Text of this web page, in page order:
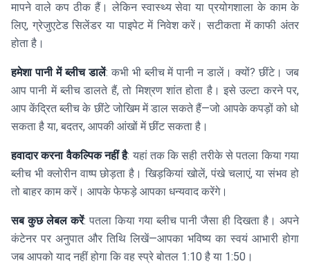
मापने वाले कप ठीक हैं। लेकिन स्वास्थ्य सेवा या प्रयोगशाला के काम के
लिए, ग्रेजुएटेड सिलेंडर या पाइपेट में निवेश करें। सटीकता में काफी अंतर
होता है।
हमेशा पानी में ब्लीच डालें: कभी भी ब्लीच में पानी न डालें। क्यों? छींटे। जब
आप पानी में ब्लीच डालते हैं, तो मिश्रण शांत होता है। इसे उल्टा करने पर,
आप केंद्रित ब्लीच के छींटे जोखिम में डाल सकते हैं—जो आपके कपड़ों को धो
सकता है या, बदतर, आपकी आंखों में छींट सकता है।
हवादार करना वैकल्पिक नहीं है: यहां तक कि सही तरीके से पतला किया गया
ब्लीच भी क्लोरीन वाष्प छोड़ता है। खिड़कियां खोलें, पंखे चलाएं, या संभव हो
तो बाहर काम करें। आपके फेफड़े आपका धन्यवाद करेंगे।
सब कुछ लेबल करें: पतला किया गया ब्लीच पानी जैसा ही दिखता है। अपने
कंटेनर पर अनुपात और तिथि लिखें—आपका भविष्य का स्वयं आभारी होगा
जब आपको याद नहीं होगा कि वह स्प्रे बोतल 1:10 है या 1:50।